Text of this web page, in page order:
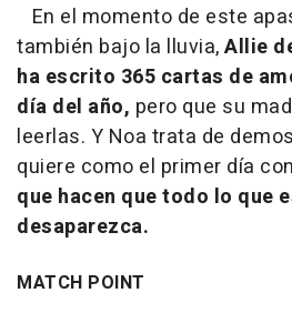
En el momento de este
también bajo la lluvia,Allie
ha escrito 365 cartas de
día del año, pero que su
leerlas. Y Noa trata de
quiere como el primer día con
que hacen que todo lo que
desaparezca.
MATCH POINT